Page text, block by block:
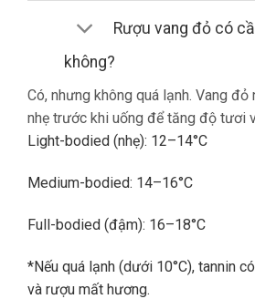
Rượu vang đỏ có
không?
Có, nhưng không quá lạnh. Vang
nhẹ trước khi uống để tăng độ tươi
Light-bodied (nhẹ): 12–14°C
Medium-bodied: 14–16°C
Full-bodied (đậm): 16–18°C
*Nếu quá lạnh (dưới 10°C), tannin
và rượu mất hương.